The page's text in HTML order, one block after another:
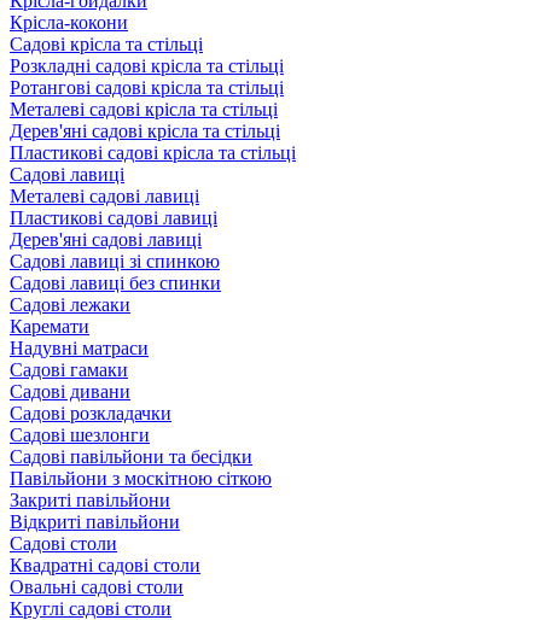
Крісла-кокони
Садові крісла та стільці
Розкладні садові крісла та стільці
Ротангові садові крісла та стільці
Металеві садові крісла та стільці
Дерев'яні садові крісла та стільці
Пластикові садові крісла та стільці
Садові лавиці
Металеві садові лавиці
Пластикові садові лавиці
Дерев'яні садові лавиці
Садові лавиці зі спинкою
Садові лавиці без спинки
Садові лежаки
Каремати
Надувні матраси
Садові гамаки
Садові дивани
Садові розкладачки
Садові шезлонги
Садові павільйони та бесідки
Павільйони з москітною сіткою
Закриті павільйони
Відкриті павільйони
Садові столи
Квадратні садові столи
Овальні садові столи
Круглі садові столи